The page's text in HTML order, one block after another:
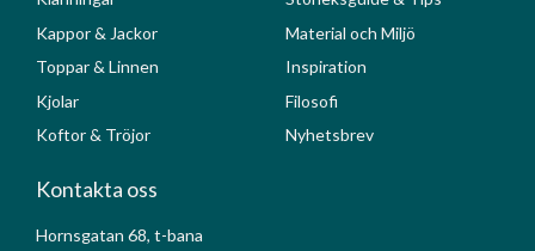
Kappor & Jackor
Toppar & Linnen
Kjolar
Koftor & Tröjor
Material och Miljö
Inspiration
Filosofi
Nyhetsbrev
Kontakta oss
Hornsgatan 68, t-bana